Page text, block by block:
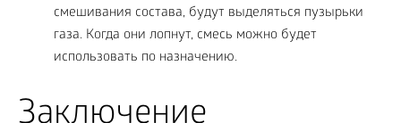
смешивания состава, будут выделяться пузырьки
газа. Когда они лопнут, смесь можно будет
использовать по назначению.